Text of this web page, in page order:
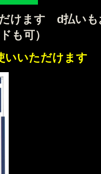
だけます d払い
も可）
いいただけます